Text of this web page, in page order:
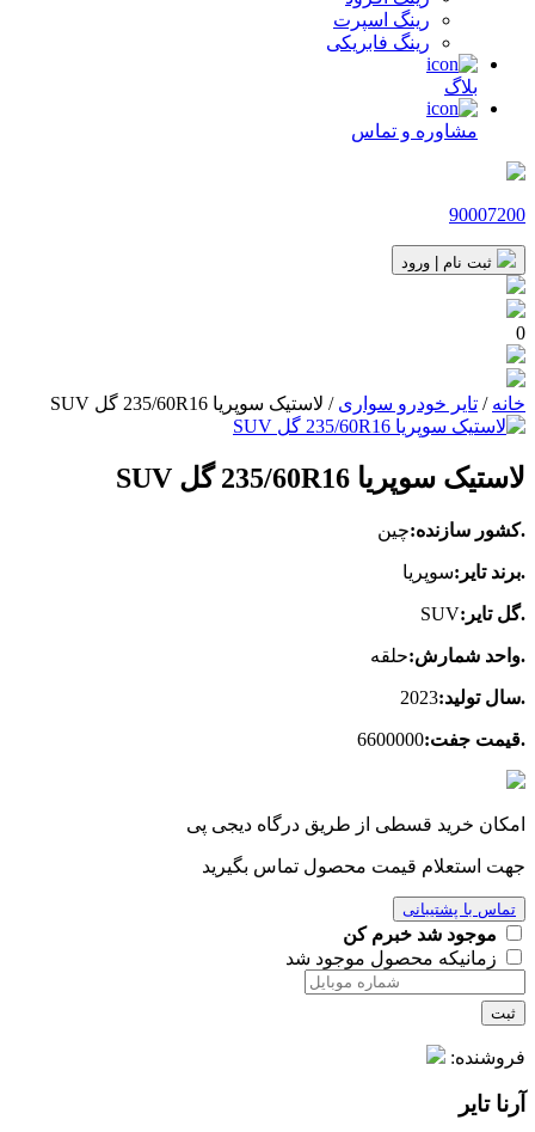
رینگ اسپرت
رینگ فابریکی
بلاگ
مشاوره و تماس
90007200
0
خانه / تایر خودرو سواری / لاستیک سوپریا 235/60R16 گل SUV
لاستیک سوپریا 235/60R16 گل SUV
.کشور سازنده:چین
.برند تایر:سوپریا
.گل تایر:SUV
.واحد شمارش:حلقه
.سال تولید:2023
.قیمت جفت:6600000
امکان خرید قسطی از طریق درگاه دیجی پی
جهت استعلام قیمت محصول تماس بگیرید
تماس با پشتیبانی
موجود شد خبرم کن
زمانیکه محصول موجود شد
ثبت
فروشنده:
آرنا تایر